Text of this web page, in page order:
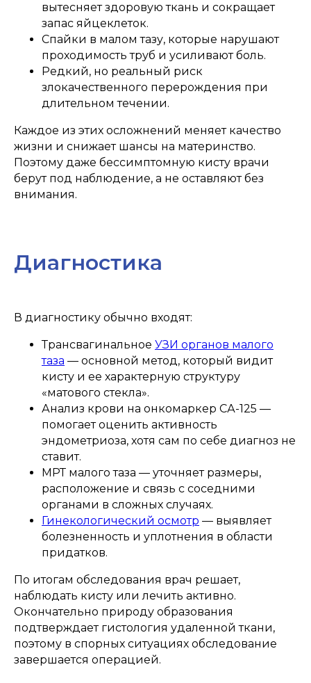
вытесняет здоровую ткань и сокращает
запас яйцеклеток.
Спайки в малом тазу, которые нарушают
проходимость труб и усиливают боль.
Редкий, но реальный риск
злокачественного перерождения при
длительном течении.
Каждое из этих осложнений меняет качество
жизни и снижает шансы на материнство.
Поэтому даже бессимптомную кисту врачи
берут под наблюдение, а не оставляют без
внимания.
Диагностика
В диагностику обычно входят:
Трансвагинальное УЗИ органов малого
таза — основной метод, который видит
кисту и ее характерную структуру
«матового стекла».
Анализ крови на онкомаркер СА-125 —
помогает оценить активность
эндометриоза, хотя сам по себе диагноз не
ставит.
МРТ малого таза — уточняет размеры,
расположение и связь с соседними
органами в сложных случаях.
Гинекологический осмотр — выявляет
болезненность и уплотнения в области
придатков.
По итогам обследования врач решает,
наблюдать кисту или лечить активно.
Окончательно природу образования
подтверждает гистология удаленной ткани,
поэтому в спорных ситуациях обследование
завершается операцией.